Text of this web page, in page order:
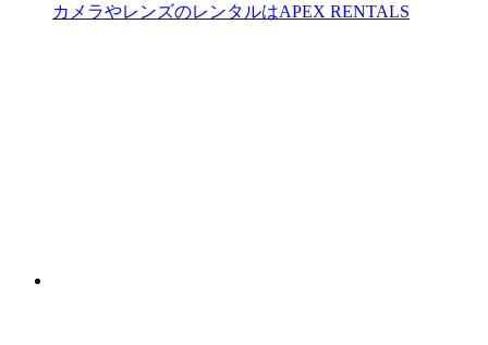
カメラやレンズのレンタルはAPEX RENTALS